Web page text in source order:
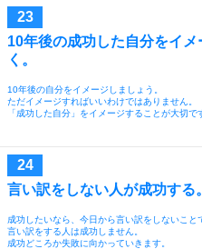
10年後の成功した自分をイ
く。
10年後の自分をイメージしましょう。
ただイメージすればいいわけではありません。
「成功した自分」をイメージすることが大切で
言い訳をしない人が成功する。
成功したいなら、今日から言い訳をしないこと
言い訳をする人は成功しません。
成功どころか失敗に向かっていきます。